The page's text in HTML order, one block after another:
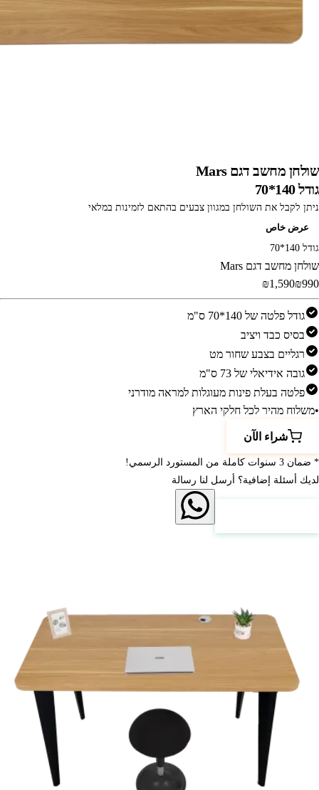
שולחן מחשב דגם Mars
גודל 140*70
ניתן לקבל את השולחן במגוון צבעים בהתאם לזמינות במלאי
عرض خاص
גודל 140*70
שולחן מחשב דגם Mars
‎₪1,590‎‎₪990‎
גודל פלטה של 140*70 ס"מ
בסיס כבד ויציב
רגליים בצבע שחור מט
גובה אידיאלי של 73 ס"מ
פלטה בעלת פינות מעוגלות למראה מודרני
•משלוח מהיר לכל חלקי הארץ
شراء الآن
* ضمان 3 سنوات كاملة من المستورد الرسمي!
لديك أسئلة إضافية؟ أرسل لنا رسالة